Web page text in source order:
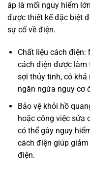
áp là mối nguy hiểm
được thiết kế đặc biệt
sự cố về điện.
Chất liệu cách điện:
cách điện được làm
sợi thủy tinh, có
ngăn ngừa nguy cơ
Bảo vệ khỏi hồ
hoặc công việc sửa
có thể gây nguy
cách điện giúp
điện.